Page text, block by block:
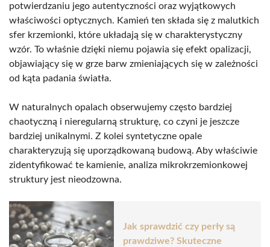
potwierdzaniu jego autentyczności oraz wyjątkowych
właściwości optycznych. Kamień ten składa się z malutkich
sfer krzemionki, które układają się w charakterystyczny
wzór. To właśnie dzięki niemu pojawia się efekt opalizacji,
objawiający się w grze barw zmieniających się w zależności
od kąta padania światła.
W naturalnych opalach obserwujemy często bardziej
chaotyczną i nieregularną strukturę, co czyni je jeszcze
bardziej unikalnymi. Z kolei syntetyczne opale
charakteryzują się uporządkowaną budową. Aby właściwie
zidentyfikować te kamienie, analiza mikrokrzemionkowej
struktury jest nieodzowna.
Jak sprawdzić czy perły są
prawdziwe? Skuteczne